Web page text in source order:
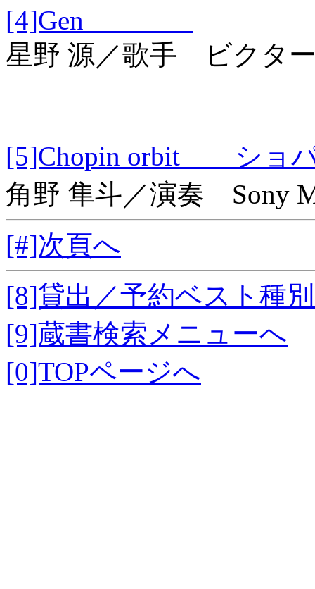
[4]Gen
星野 源／歌手 ビクタ
[5]Chopin orbit ショ
角野 隼斗／演奏 Sony
[#]次頁へ
[8]貸出／予約ベスト種
[9]蔵書検索メニューへ
[0]TOPページへ